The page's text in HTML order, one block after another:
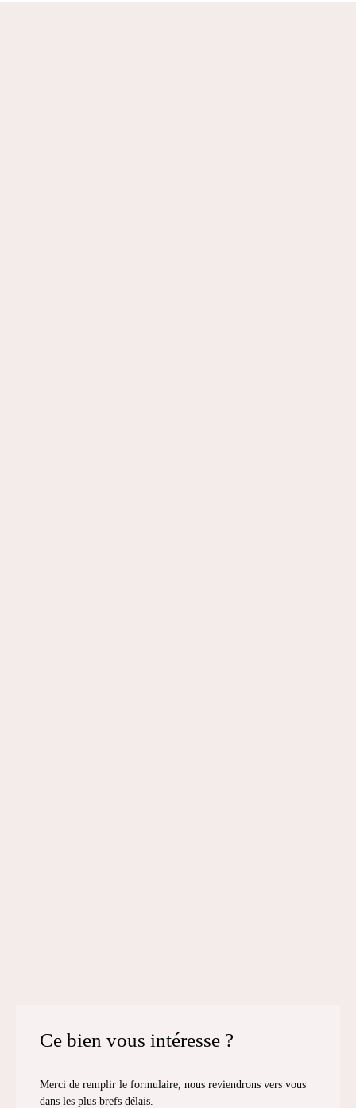
Ce bien vous intéresse ?
Merci de remplir le formulaire, nous reviendrons vers vous
dans les plus brefs délais.